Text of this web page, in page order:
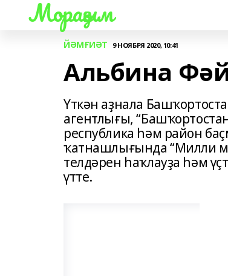
Мораҙым
ЙӘМҒИӘТ 9 НОЯБРЯ 2020, 10:41
Альбина
Үткән аҙнала
агентлығы,
республика һәм район
ҡатнашлығында “Милли
телдәрен һаҡлауҙа һәм
үтте.